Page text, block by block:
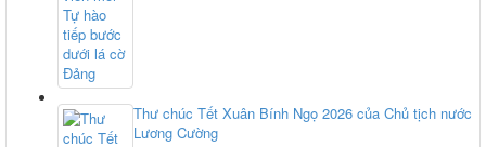
Thư chúc Tết Xuân Bính Ngọ 2026 của Chủ tịch nước
Lương Cường